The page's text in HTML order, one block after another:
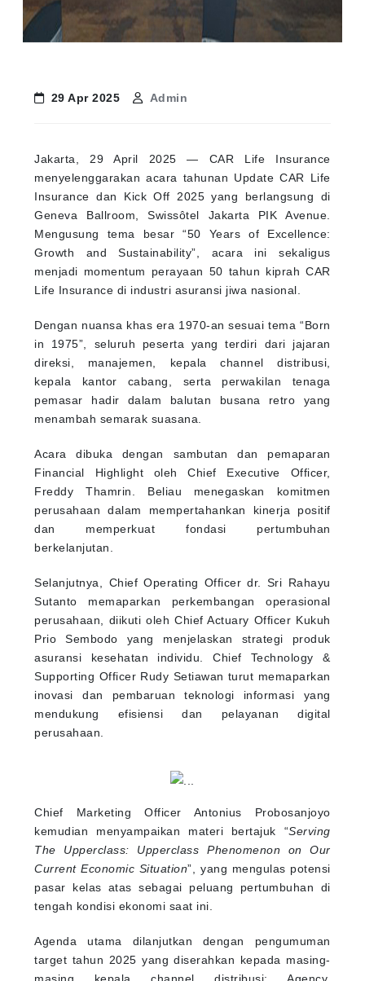
29 Apr 2025 Admin
Jakarta, 29 April 2025 — CAR Life Insurance
menyelenggarakan acara tahunan Update CAR Life
Insurance dan Kick Off 2025 yang berlangsung di
Geneva Ballroom, Swissôtel Jakarta PIK Avenue.
Mengusung tema besar “50 Years of Excellence:
Growth and Sustainability”, acara ini sekaligus
menjadi momentum perayaan 50 tahun kiprah CAR
Life Insurance di industri asuransi jiwa nasional.
Dengan nuansa khas era 1970-an sesuai tema “Born
in 1975”, seluruh peserta yang terdiri dari jajaran
direksi, manajemen, kepala channel distribusi,
kepala kantor cabang, serta perwakilan tenaga
pemasar hadir dalam balutan busana retro yang
menambah semarak suasana.
Acara dibuka dengan sambutan dan pemaparan
Financial Highlight oleh Chief Executive Officer,
Freddy Thamrin. Beliau menegaskan komitmen
perusahaan dalam mempertahankan kinerja positif
dan memperkuat fondasi pertumbuhan
berkelanjutan.
Selanjutnya, Chief Operating Officer dr. Sri Rahayu
Sutanto memaparkan perkembangan operasional
perusahaan, diikuti oleh Chief Actuary Officer Kukuh
Prio Sembodo yang menjelaskan strategi produk
asuransi kesehatan individu. Chief Technology &
Supporting Officer Rudy Setiawan turut memaparkan
inovasi dan pembaruan teknologi informasi yang
mendukung efisiensi dan pelayanan digital
perusahaan.
Chief Marketing Officer Antonius Probosanjoyo
kemudian menyampaikan materi bertajuk “Serving
The Upperclass: Upperclass Phenomenon on Our
Current Economic Situation”, yang mengulas potensi
pasar kelas atas sebagai peluang pertumbuhan di
tengah kondisi ekonomi saat ini.
Agenda utama dilanjutkan dengan pengumuman
target tahun 2025 yang diserahkan kepada masing-
masing kepala channel distribusi: Agency,